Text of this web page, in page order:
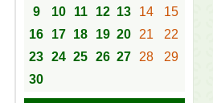
9
10 11 12 13 14
15
16
17 18 19 20 21
22
23 24 25 26 27 28
29
30